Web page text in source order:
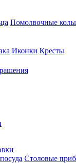
Помолвочные
Иконки Кресты
Столовые